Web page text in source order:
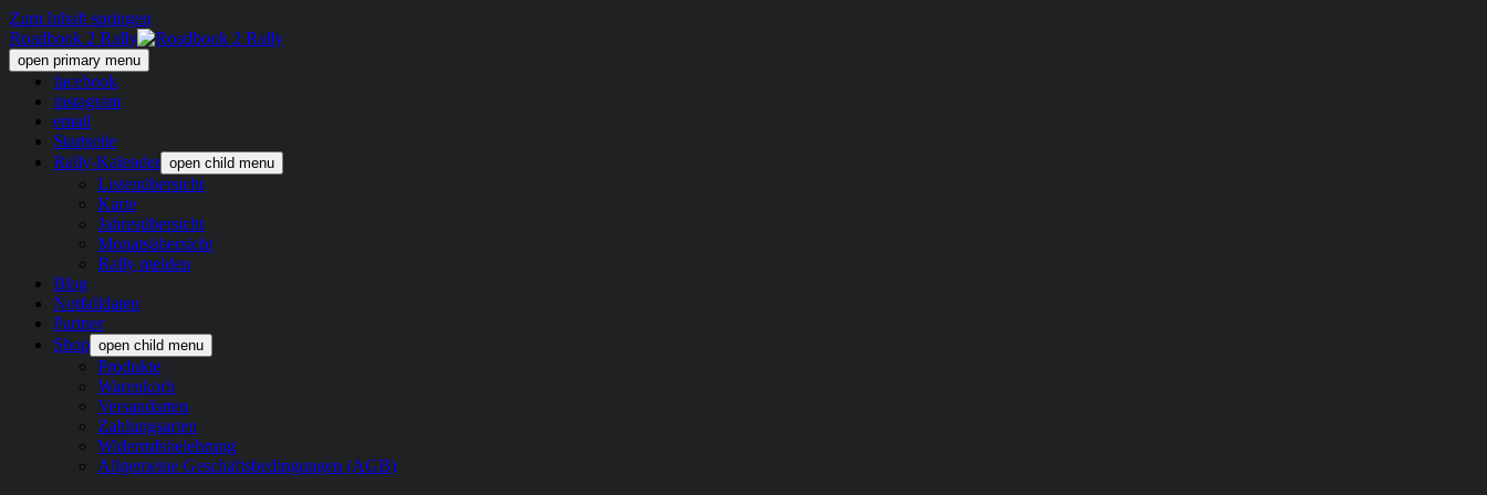
Zum Inhalt springen
Roadbook 2 Rally
open primary menu
facebook
instagram
email
Startseite
Rally-Kalender open child menu
Listenübersicht
Karte
Jahresübersicht
Monatsübersicht
Rally melden
Blog
Notfalldaten
Partner
Shop open child menu
Produkte
Warenkorb
Versandarten
Zahlungsarten
Widerrufsbelehrung
Allgemeine Geschäftsbedingungen (AGB)